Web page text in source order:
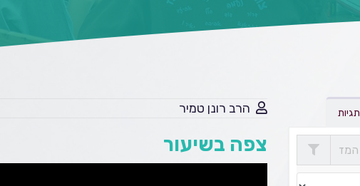
תגיות הרב רונן טמיר
צפה בשיעור